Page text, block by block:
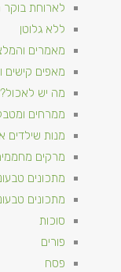
לארוחת
ללא גלוטן
מאמרים
מאפים קישים
מה יש
ממרחים
מנות שילדים
מרקים
מתכונים
מתכונים
סוכות
פורים
פסח